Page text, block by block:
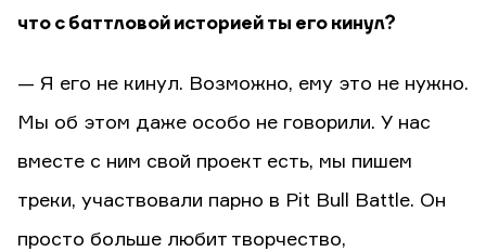
что с баттловой историей ты его кинул?
— Я его не кинул. Возможно, ему это не нужно.
Мы об этом даже особо не говорили. У нас
вместе с ним свой проект есть, мы пишем
треки, участвовали парно в Pit Bull Battle. Он
просто больше любит творчество,